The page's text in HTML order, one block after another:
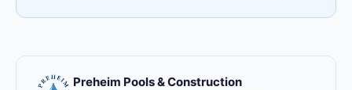
Preheim Pools & Construction